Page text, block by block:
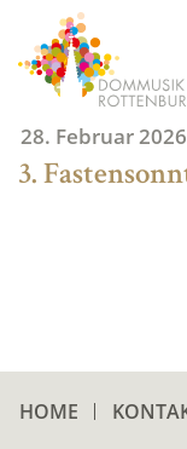
content
28. Februar 2026
3.
HOME